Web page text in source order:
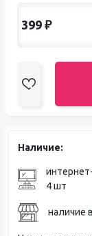
399 ₽
Наличие:
4 шт
наличие в